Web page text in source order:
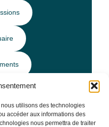
utilisons des technologies
accéder aux informations des
nous permettra de traiter
pratiques